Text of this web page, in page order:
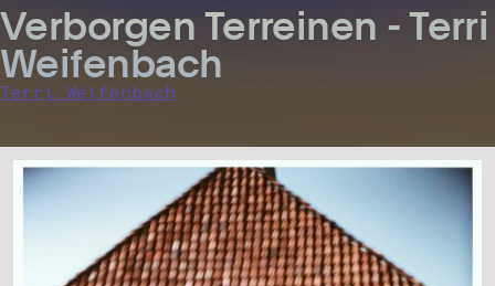
Verborgen Terreinen - Terri
Weifenbach
Terri Weifenbach